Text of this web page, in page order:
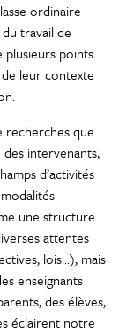
ordinaire
travail de
plusieurs points
leur contexte
que
intervenants,
d’activités
une structure
attentes
lois…), mais
enseignants
des élèves,
éclairent notre